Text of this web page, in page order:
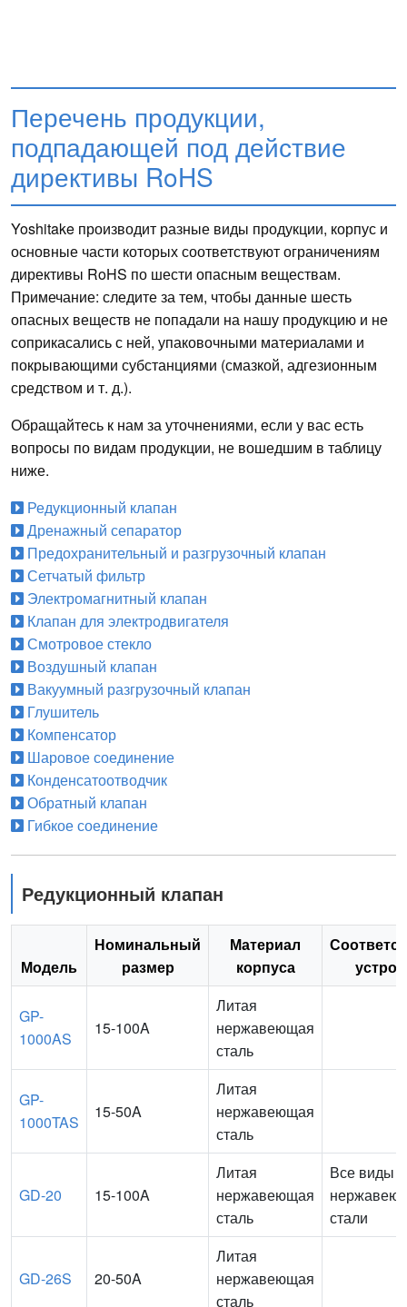
Перечень продукции,
подпадающей под действие
директивы RoHS
Yoshitake производит разные виды продукции, корпус и
основные части которых соответствуют ограничениям
директивы RoHS по шести опасным веществам.
Примечание: следите за тем, чтобы данные шесть
опасных веществ не попадали на нашу продукцию и не
соприкасались с ней, упаковочными материалами и
покрывающими субстанциями (смазкой, адгезионным
средством и т. д.).
Обращайтесь к нам за уточнениями, если у вас есть
вопросы по видам продукции, не вошедшим в таблицу
ниже.
Редукционный клапан
Дренажный сепаратор
Предохранительный и разгрузочный клапан
Сетчатый фильтр
Электромагнитный клапан
Клапан для электродвигателя
Смотровое стекло
Воздушный клапан
Вакуумный разгрузочный клапан
Глушитель
Компенсатор
Шаровое соединение
Конденсатоотводчик
Обратный клапан
Гибкое соединение
Редукционный клапан
Модель
Номинальный
размер
Материал
корпуса
GP-
1000AS
15-100A
Литая
нержавеющая
сталь
GP-
1000TAS
15-50A
Литая
нержавеющая
сталь
GD-20 15-100A
Литая
нержавеющая
сталь
Все виды
стали
GD-26S 20-50A
Литая
нержавеющая
сталь